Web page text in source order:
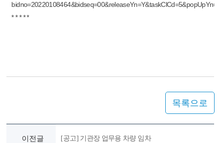
bidno=20220108464&bidseq=00&releaseYn=Y&taskClCd=5&popUpYn=Y
* * * * *
목록으로
이전글 [공고] 기관장 업무용 차량 임차